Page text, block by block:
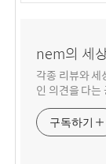
nem의 세
각종 리뷰와 세
인 의견을 다는
구독하기